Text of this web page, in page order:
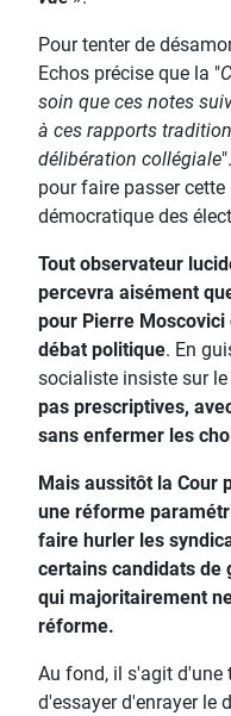
Pour tenter de
Echos précise que la "
soin que ces notes
à ces rapports
délibération collégiale
pour faire passer
démocratique des
Tout observateur
percevra aisément
pour Pierre
débat politique. En
socialiste insiste sur
pas prescriptives,
sans enfermer les
Mais aussitôt la Cour
une réforme
faire hurler les
certains candidats de
qui majoritairement
réforme.
Au fond, il s'agit d'une
d'essayer d'enrayer le